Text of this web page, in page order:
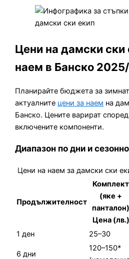
Цени на дамски ски
наем в Банско
Планирайте бюджета за
актуалните цени за наем на
Банско. Цените варират
включените компоненти.
Диапазон по дни и
Цени на наем за дамски ски
Продължителност
Комплект
(яке +
панталон)
Цена (лв.)
1 ден
25–30
6 дни
120–150*